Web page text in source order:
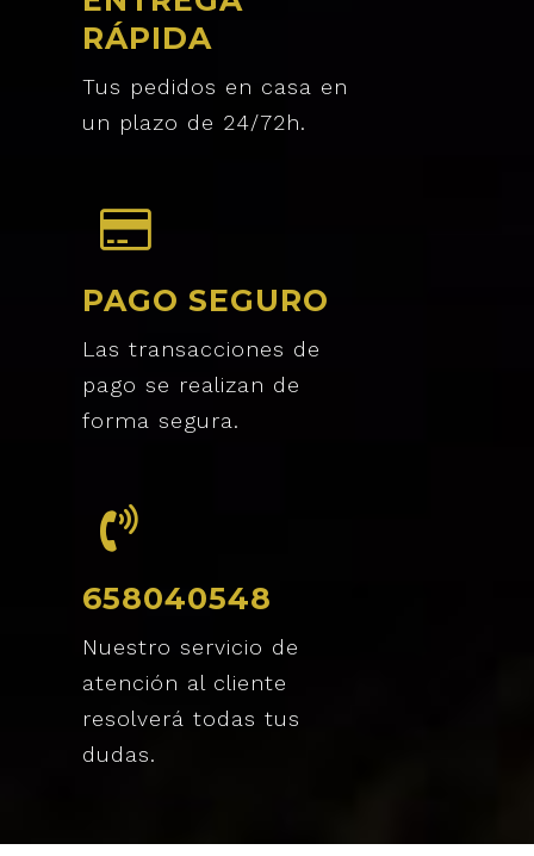
RÁPIDA
Tus pedidos en casa en
un plazo de 24/72h.
PAGO SEGURO
Las transacciones de
pago se realizan de
forma segura.
658040548
Nuestro servicio de
atención al cliente
resolverá todas tus
dudas.